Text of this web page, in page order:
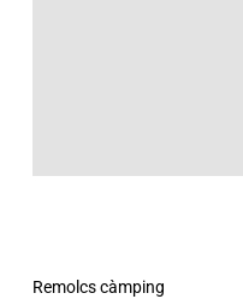
Remolcs càmping